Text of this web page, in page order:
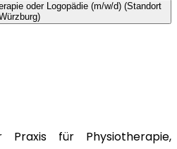
oder Logopädie (m/w/d) (Standort
Praxis für Physiotherapie,